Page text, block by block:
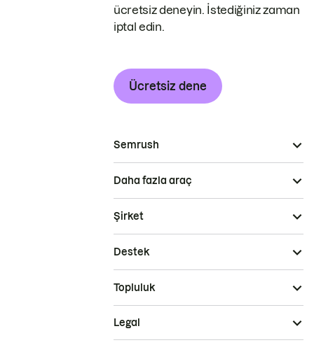
ücretsiz deneyin. İstediğiniz zaman
iptal edin.
Ücretsiz dene
Semrush
Daha fazla araç
Şirket
Destek
Topluluk
Legal